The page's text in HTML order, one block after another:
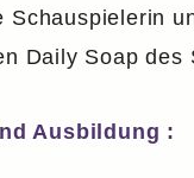
Schauspielerin
Daily Soap des
Ausbildung :